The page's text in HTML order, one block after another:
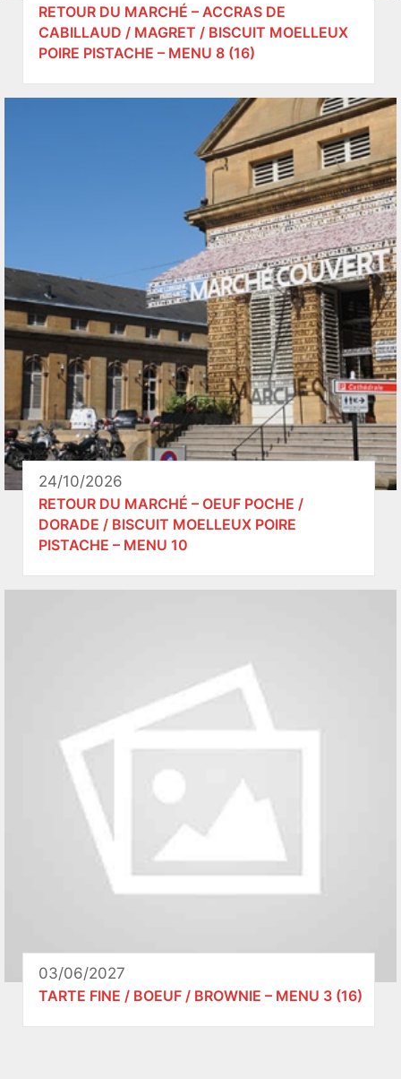
RETOUR DU MARCHÉ – ACCRAS DE
CABILLAUD / MAGRET / BISCUIT MOELLEUX
POIRE PISTACHE – MENU 8 (16)
24/10/2026
RETOUR DU MARCHÉ – OEUF POCHE /
DORADE / BISCUIT MOELLEUX POIRE
PISTACHE – MENU 10
03/06/2027
TARTE FINE / BOEUF / BROWNIE – MENU 3 (16)